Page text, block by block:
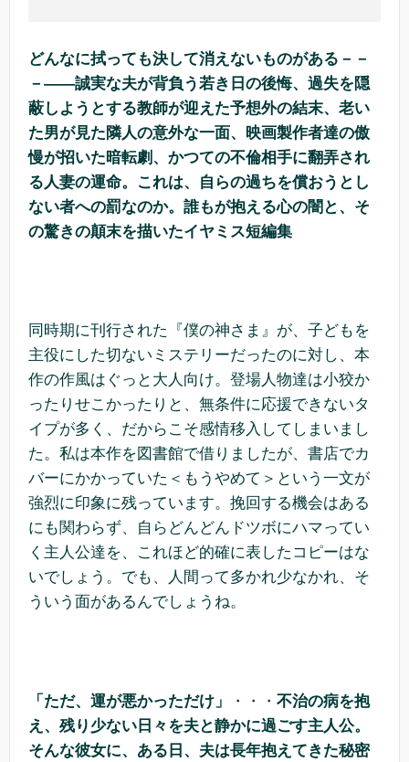
どんなに拭っても決して消えないものがある－－
－――誠実な夫が背負う若き日の後悔、過失を隠
蔽しようとする教師が迎えた予想外の結末、老い
た男が見た隣人の意外な一面、映画製作者達の傲
慢が招いた暗転劇、かつての不倫相手に翻弄され
る人妻の運命。これは、自らの過ちを償おうとし
ない者への罰なのか。誰もが抱える心の闇と、そ
の驚きの顛末を描いたイヤミス短編集
同時期に刊行された『僕の神さま』が、子どもを
主役にした切ないミステリーだったのに対し、本
作の作風はぐっと大人向け。登場人物達は小狡か
ったりせこかったりと、無条件に応援できないタ
イプが多く、だからこそ感情移入してしまいまし
た。私は本作を図書館で借りましたが、書店でカ
バーにかかっていた＜もうやめて＞という一文が
強烈に印象に残っています。挽回する機会はある
にも関わらず、自らどんどんドツボにハマってい
く主人公達を、これほど的確に表したコピーはな
いでしょう。でも、人間って多かれ少なかれ、そ
ういう面があるんでしょうね。
「ただ、運が悪かっただけ」 ・・・ 不治の病を抱
え、残り少ない日々を夫と静かに過ごす主人公。
そんな彼女に、ある日、夫は長年抱えてきた秘密